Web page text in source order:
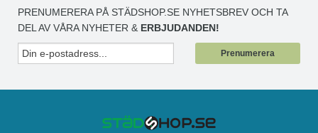
PRENUMERERA PÅ STÄDSHOP.SE NYHETSBREV OCH TA
DEL AV VÅRA NYHETER & ERBJUDANDEN!
Prenumerera